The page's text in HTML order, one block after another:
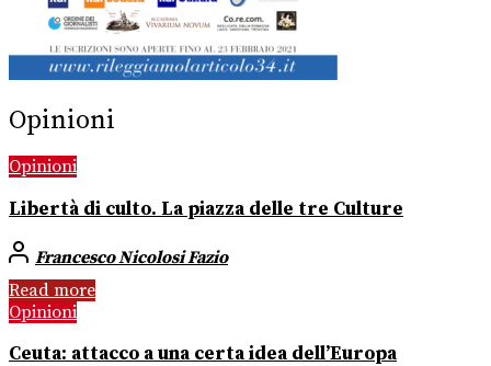
Opinioni
Opinioni
Libertà di culto. La piazza delle tre Culture
Francesco Nicolosi Fazio
Read more
Opinioni
Ceuta: attacco a una certa idea dell’Europa